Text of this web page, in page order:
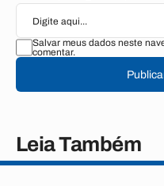
Salvar meus dados neste
comentar.
Leia Também